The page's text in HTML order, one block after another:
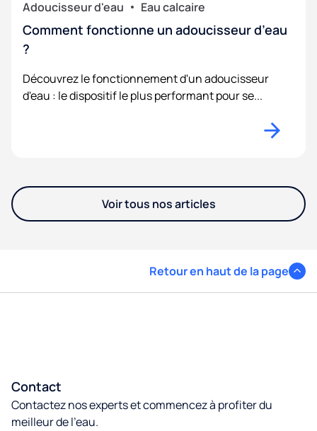
Adoucisseur d'eau Eau calcaire
Comment fonctionne un adoucisseur d’eau
?
Découvrez le fonctionnement d'un adoucisseur
d'eau : le dispositif le plus performant pour se...
Voir tous nos articles
Retour en haut de la page
Contact
Contactez nos experts et commencez à profiter du
meilleur de l’eau.